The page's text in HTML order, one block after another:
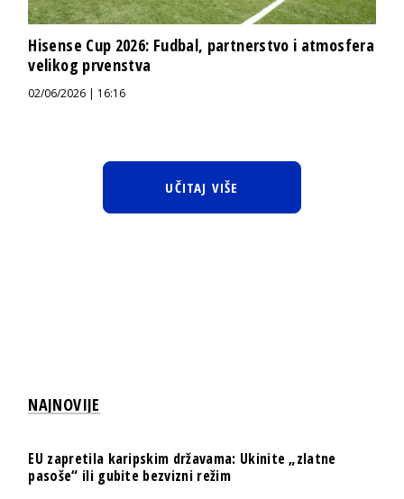
Hisense Cup 2026: Fudbal, partnerstvo i atmosfera
velikog prvenstva
02/06/2026 | 16:16
UČITAJ VIŠE
NAJNOVIJE
EU zapretila karipskim državama: Ukinite „zlatne
pasoše“ ili gubite bezvizni režim